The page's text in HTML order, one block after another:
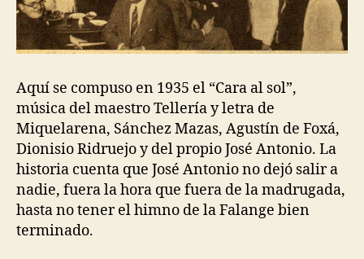
Aquí se compuso en 1935 el “Cara al sol”,
música del maestro Tellería y letra de
Miquelarena, Sánchez Mazas, Agustín de Foxá,
Dionisio Ridruejo y del propio José Antonio. La
historia cuenta que José Antonio no dejó salir a
nadie, fuera la hora que fuera de la madrugada,
hasta no tener el himno de la Falange bien
terminado.